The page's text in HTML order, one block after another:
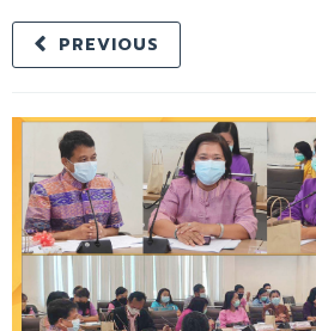
PREVIOUS